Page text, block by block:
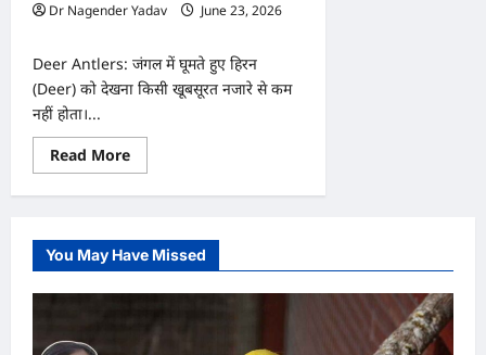
Dr Nagender Yadav
June 23, 2026
Deer Antlers: जंगल में घूमते हुए हिरन
(Deer) को देखना किसी खूबसूरत नजारे से कम
नहीं होता।...
Read MoreRead
more
Deer:
सींग
हर
साल
क्यों
वजह
You May Have Missed